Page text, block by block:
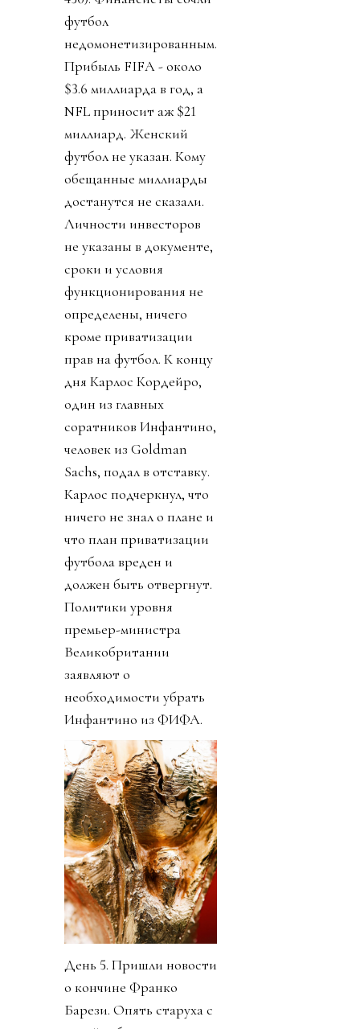
футбол
недомонетизированным.
Прибыль FIFA - около
$3.6 миллиарда в год, а
NFL приносит аж $21
миллиард. Женский
футбол не указан. Кому
обещанные миллиарды
достанутся не сказали.
Личности инвесторов
не указаны в документе,
сроки и условия
функционирования не
определены, ничего
кроме приватизации
прав на футбол. К концу
дня Карлос Кордейро,
один из главных
соратников Инфантино,
человек из Goldman
Sachs, подал в отставку.
Карлос подчеркнул, что
ничего не знал о плане и
что план приватизации
футбола вреден и
должен быть отвергнут.
Политики уровня
премьер-министра
Великобритании
заявляют о
необходимости убрать
Инфантино из ФИФА.
День 5. Пришли новости
о кончине Франко
Барези. Опять старуха с